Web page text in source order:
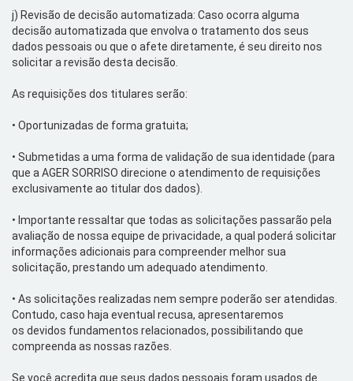
j) Revisão de decisão automatizada: Caso ocorra alguma
decisão automatizada que envolva o tratamento dos seus
dados pessoais ou que o afete diretamente, é seu direito nos
solicitar a revisão desta decisão.
As requisições dos titulares serão:
• Oportunizadas de forma gratuita;
• Submetidas a uma forma de validação de sua identidade (para
que a AGER SORRISO direcione o atendimento de requisições
exclusivamente ao titular dos dados).
• Importante ressaltar que todas as solicitações passarão pela
avaliação de nossa equipe de privacidade, a qual poderá solicitar
informações adicionais para compreender melhor sua
solicitação, prestando um adequado atendimento.
• As solicitações realizadas nem sempre poderão ser atendidas.
Contudo, caso haja eventual recusa, apresentaremos
os devidos fundamentos relacionados, possibilitando que
compreenda as nossas razões.
Se você acredita que seus dados pessoais foram usados de